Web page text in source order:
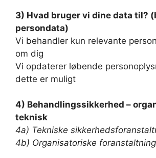
3) Hvad bruger vi dine data til?
persondata)
Vi behandler kun relevante
om dig
Vi opdaterer løbende
dette er muligt
4) Behandlingssikkerhed –
teknisk
4a) Tekniske
4b) Organisatoriske